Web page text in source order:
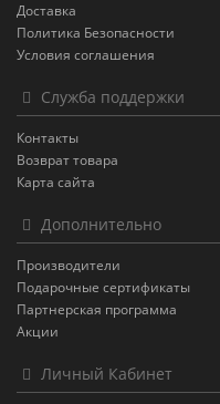
Доставка
Политика Безопасности
Условия соглашения
Служба поддержки
Контакты
Возврат товара
Карта сайта
Дополнительно
Производители
Подарочные сертификаты
Партнерская программа
Акции
Личный Кабинет